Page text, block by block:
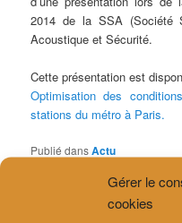
Gérer le
cookies
2014 de la SSA (Société
Acoustique et Sécurité.
Cette présentation est
Optimisation des
stations du métro à Paris.
Publié dansActu
ARTICLES RÉCENTS